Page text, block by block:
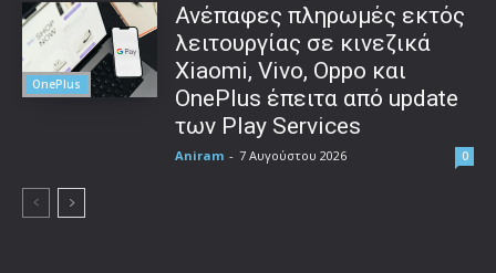
OnePlus
Ανέπαφες πληρωμές εκτός
λειτουργίας σε κινεζικά
Xiaomi, Vivo, Oppo και
OnePlus έπειτα από update
των Play Services
Aniram - 7 Αυγούστου 2026 0